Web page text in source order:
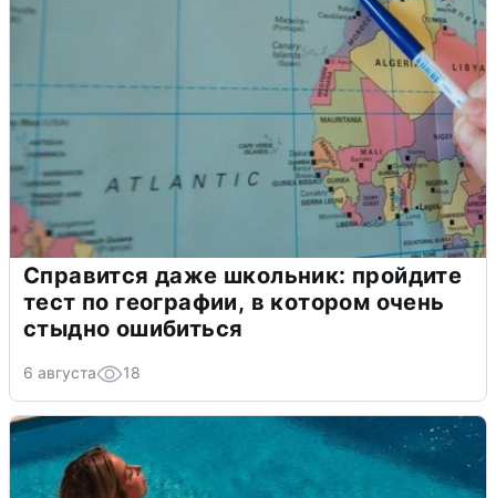
Справится даже школьник: пройдите
тест по географии, в котором очень
стыдно ошибиться
6 августа 18